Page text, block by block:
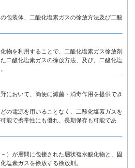
包装体、二酸化塩素ガスの徐放方法及び二酸
物を利用することで、二酸化塩素ガス徐放剤
二酸化塩素ガスの徐放方法、及び、二酸化塩
において、簡便に滅菌・消毒作用を提供でき
の電源を用いることなく、二酸化塩素ガスを
能で携帯性にも優れ、長期保存も可能であ
）が層間に包接された層状複水酸化物と、固
塩素ガスを徐放する徐放剤。